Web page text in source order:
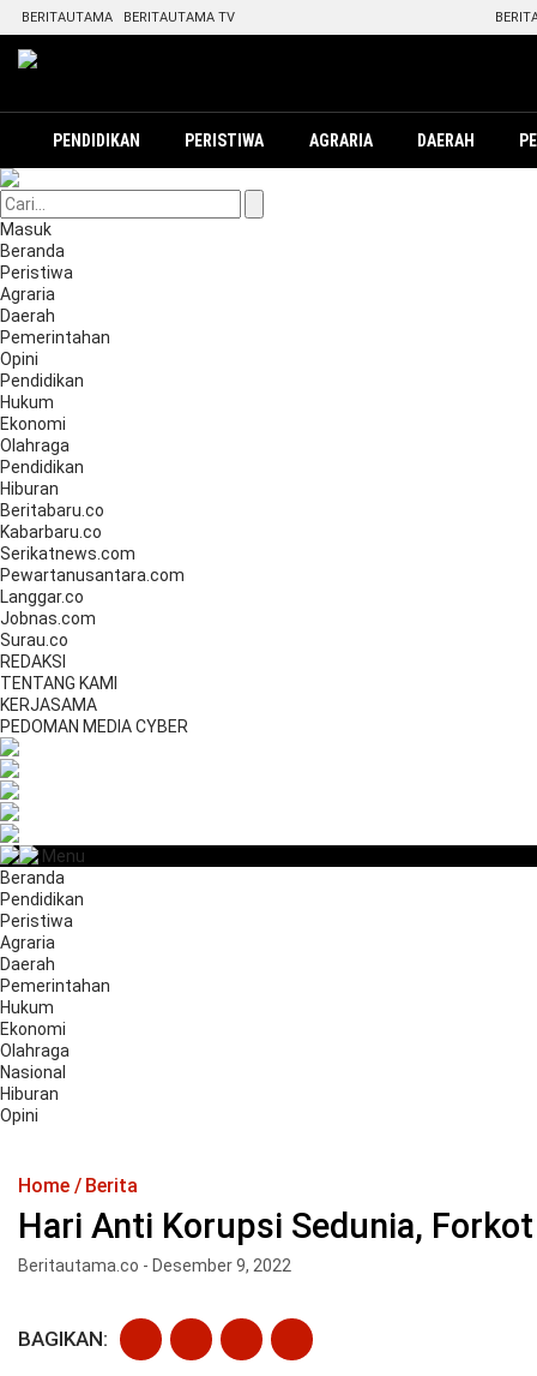
BERITAUTAMA BERITAUTAMA TV
PENDIDIKAN PERISTIWA AGRARIA DAERAH
Masuk
Beranda
Peristiwa
Agraria
Daerah
Pemerintahan
Opini
Pendidikan
Hukum
Ekonomi
Olahraga
Pendidikan
Hiburan
Beritabaru.co
Kabarbaru.co
Serikatnews.com
Pewartanusantara.com
Langgar.co
Jobnas.com
Surau.co
REDAKSI
TENTANG KAMI
KERJASAMA
PEDOMAN MEDIA CYBER
Menu
Beranda
Pendidikan
Peristiwa
Agraria
Daerah
Pemerintahan
Hukum
Ekonomi
Olahraga
Nasional
Hiburan
Opini
Home Berita
Hari Anti Korupsi Sedunia,
Beritautama.co - Desember 9, 2022
BAGIKAN: